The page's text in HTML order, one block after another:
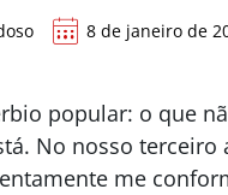
8 de janeiro de
popular: o que
No nosso terceiro
me